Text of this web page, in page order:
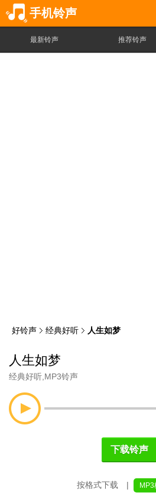
手机铃声
最新铃声 推荐铃声
好铃声 经典好听 人生如梦
人生如梦
经典好听 MP3铃声
下载铃声
按格式下载 |